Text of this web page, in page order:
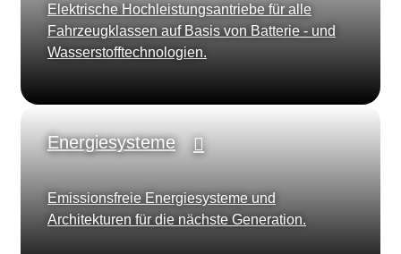
Elektrische Hochleistungsantriebe für alle
Fahrzeugklassen auf Basis von Batterie - und
Wasserstofftechnologien.
Energiesysteme
Emissionsfreie Energiesysteme und
Architekturen für die nächste Generation.